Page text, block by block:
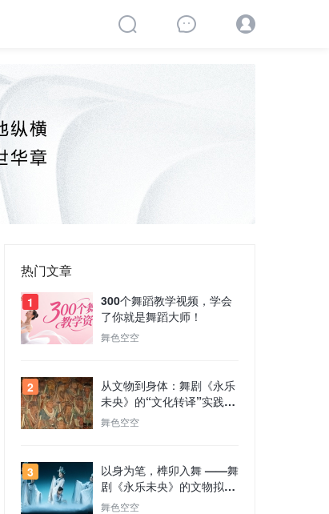
热门文章
1
300个舞蹈教学视频，学会
了你就是舞蹈大师！
舞色空空
2
从文物到身体：舞剧《永乐
未央》的“文化转译”实践及
其历史原型
舞色空空
3
以身为笔，榫卯入舞 ——舞
剧《永乐未央》的文物拟人
化与东方美
舞色空空